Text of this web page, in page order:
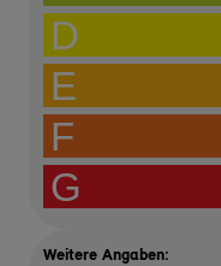
D
E
F
G
Weitere Angaben: